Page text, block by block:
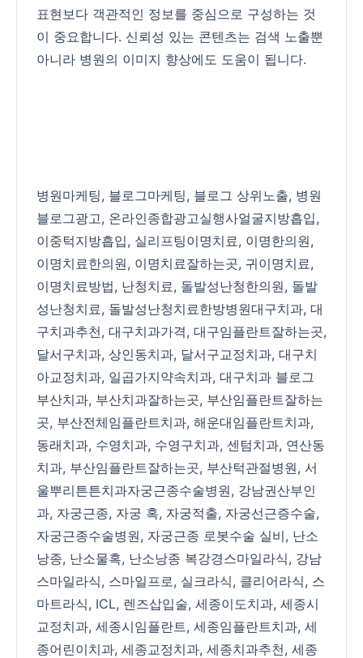
표현보다 객관적인 정보를 중심으로 구성하는 것
이 중요합니다. 신뢰성 있는 콘텐츠는 검색 노출뿐
아니라 병원의 이미지 향상에도 도움이 됩니다.
병원마케팅, 블로그마케팅, 블로그 상위노출, 병원
블로그광고, 온라인종합광고실행사얼굴지방흡입,
이중턱지방흡입, 실리프팅이명치료, 이명한의원,
이명치료한의원, 이명치료잘하는곳, 귀이명치료,
이명치료방법, 난청치료, 돌발성난청한의원, 돌발
성난청치료, 돌발성난청치료한방병원대구치과, 대
구치과추천, 대구치과가격, 대구임플란트잘하는곳,
달서구치과, 상인동치과, 달서구교정치과, 대구치
아교정치과, 일곱가지약속치과, 대구치과 블로그
부산치과, 부산치과잘하는곳, 부산임플란트잘하는
곳, 부산전체임플란트치과, 해운대임플란트치과,
동래치과, 수영치과, 수영구치과, 센텀치과, 연산동
치과, 부산임플란트잘하는곳, 부산턱관절병원, 서
울뿌리튼튼치과자궁근종수술병원, 강남권산부인
과, 자궁근종, 자궁 혹, 자궁적출, 자궁선근증수술,
자궁근종수술병원, 자궁근종 로봇수술 실비, 난소
낭종, 난소물혹, 난소낭종 복강경스마일라식, 강남
스마일라식, 스마일프로, 실크라식, 클리어라식, 스
마트라식, ICL, 렌즈삽입술, 세종이도치과, 세종시
교정치과, 세종시임플란트, 세종임플란트치과, 세
종어린이치과, 세종교정치과, 세종치과추천, 세종